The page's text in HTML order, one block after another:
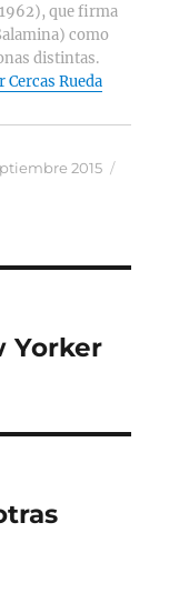
que firma
como
distintas.
Cercas Rueda
2015
Yorker